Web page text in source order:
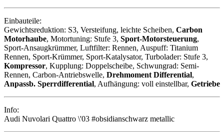
Einbauteile:
Gewichtsreduktion: S3, Versteifung, leichte Scheiben, Carbon
Motorhaube, Motortuning: Stufe 3, Sport-Motorsteuerung,
Sport-Ansaugkrümmer, Luftfilter: Rennen, Auspuff: Titanium
Rennen, Sport-Krümmer, Sport-Katalysator, Turbolader: Stufe 3,
Kompressor, Kupplung: Doppelscheibe, Schwungrad: Semi-
Rennen, Carbon-Antriebswelle, Drehmoment Differential,
Anpassb. Sperrdifferential, Aufhängung: voll einstellbar, Getriebe
Info:
Audi Nuvolari Quattro \'03 #obsidianschwarz metallic